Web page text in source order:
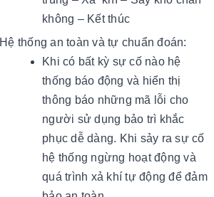
không – Kết thúc
Hệ thống an toàn và tự chuẩn đoán:
Khi có bất kỳ sự cố nào hệ
thống báo động và hiển thị
thông báo những mã lỗi cho
người sử dụng bảo trì khắc
phục dễ dàng. Khi sảy ra sự cố
hệ thống ngừng hoạt động và
quá trình xả khí tự động để đảm